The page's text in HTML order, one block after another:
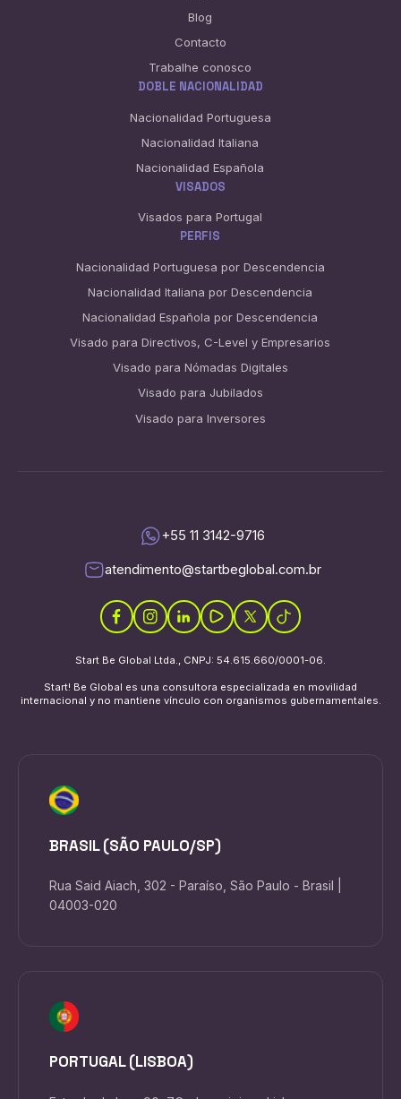
Blog
Contacto
Trabalhe conosco
DOBLE NACIONALIDAD
Nacionalidad Portuguesa
Nacionalidad Italiana
Nacionalidad Española
VISADOS
Visados para Portugal
PERFIS
Nacionalidad Portuguesa por Descendencia
Nacionalidad Italiana por Descendencia
Nacionalidad Española por Descendencia
Visado para Directivos, C-Level y Empresarios
Visado para Nómadas Digitales
Visado para Jubilados
Visado para Inversores
+55 11 3142-9716
atendimento@startbeglobal.com.br
Start Be Global Ltda., CNPJ: 54.615.660/0001-06.
Start! Be Global es una consultora especializada en movilidad
internacional y no mantiene vínculo con organismos gubernamentales.
BRASIL (SÃO PAULO/SP)
Rua Said Aiach, 302 - Paraíso, São Paulo - Brasil |
04003-020
PORTUGAL (LISBOA)